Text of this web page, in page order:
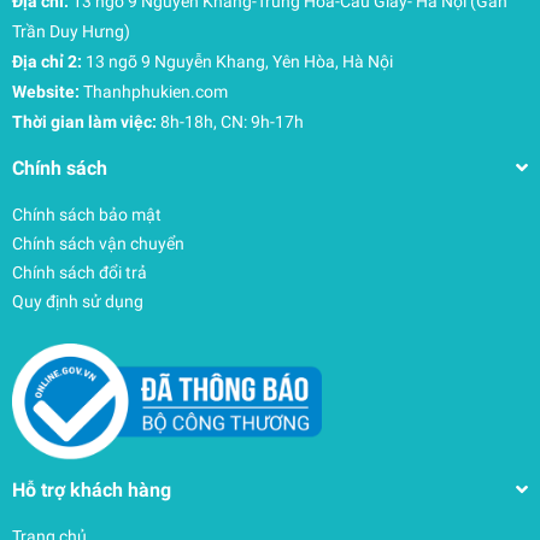
Trần Duy Hưng)
Địa chỉ 2: 13 ngõ 9 Nguyễn Khang, Yên Hòa, Hà Nội
Website: Thanhphukien.com
Thời gian làm việc: 8h-18h, CN: 9h-17h
Chính sách
Chính sách bảo mật
Chính sách vận chuyển
Chính sách đổi trả
Quy định sử dụng
Hỗ trợ khách hàng